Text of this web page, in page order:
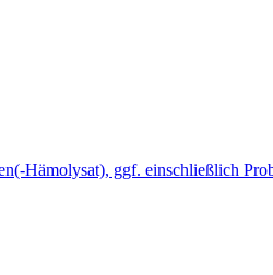
Hämolysat), ggf. einschließlich